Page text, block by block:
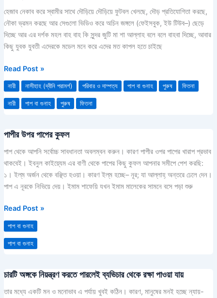
হেজাব নেকাব করে স্বামীর সাথে দৌড়িয়ে দৌড়িয়ে ফুটবল খেলছে, দৌড় প্রতিযোগিতা করছে,
নৌকা ভ্রমন করছে আর সেগুলো ভিডিও করে অচিন জঙ্গলে (ফেইসবুক, ইউ টিউব–) ছেড়ে
দিচ্ছে আর এর দর্শক মহল বাহ বাহ কি সুন্দর জুটি মা শা আল্লাহ বলে বলে বাহবা দিচ্ছে, আবার
কিছু যুবক যুবতী এদেরকে মডেল মনে করে এদের মত কাপল হতে চাইছে
শয়তানের
Read Post »
নারী নাসীহাহ (দ্বীনি পরামর্শ) পরিবার ও দাম্পত্য পাপ বা গুনাহ পুরুষ ফিতনা
নারী পাপ বা গুনাহ পুরুষ ফিতনা
পাপীর উপর পাপের কুফল
পাপ থেকে আপনি সর্বোচ্চ সাবধানতা অবলম্বন করুন। কারণ পাপীর ওপর পাপের খারাপ প্রভাব
থাকবেই। ইবনুল কাইয়্যেম এর বাণী থেকে পাপের কিছু কুফল আপনার সমীপে পেশ করছি:
১। ইল্‌ম অর্জন থেকে বঞ্ছিত হওয়া। কারণ ইল্‌ম হচ্ছে– নূর; যা আল্লাহ্‌ অন্তরে ঢেলে দেন।
পাপ এ নূরকে নিভিয়ে দেয়। ইমাম শাফেয়ি যখন ইমাম মালেকের সামনে বসে পড়া শুরু
পাপীর
Read Post »
পাপ বা গুনাহ
পাপ বা গুনাহ
চারটি অঙ্গকে নিয়ন্ত্রণ করতে পারলেই ব্যভিচার থেকে রক্ষা পাওয়া যায়
তার মধ্যে একটি মন ও মনোভাব এ পর্যায় খুবই কঠিন। কারণ, মানুষের মনই হচ্ছে ন্যায়-
চারটি